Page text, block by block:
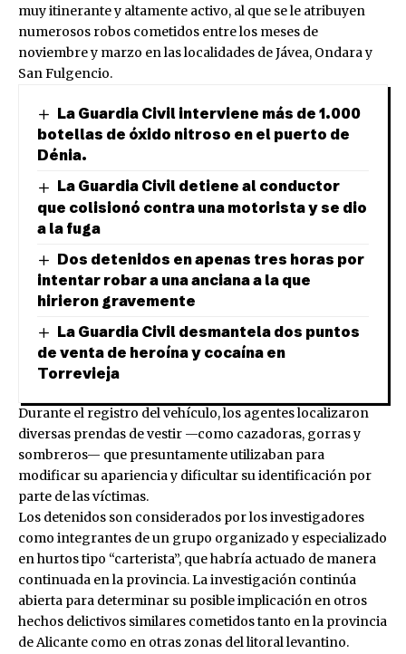
muy itinerante y altamente activo, al que se le atribuyen
numerosos robos cometidos entre los meses de
noviembre y marzo en las localidades de Jávea, Ondara y
San Fulgencio.
La Guardia Civil interviene más de 1.000
botellas de óxido nitroso en el puerto de
Dénia.
La Guardia Civil detiene al conductor
que colisionó contra una motorista y se dio
a la fuga
Dos detenidos en apenas tres horas por
intentar robar a una anciana a la que
hirieron gravemente
La Guardia Civil desmantela dos puntos
de venta de heroína y cocaína en
Torrevieja
Durante el registro del vehículo, los agentes localizaron
diversas prendas de vestir —como cazadoras, gorras y
sombreros— que presuntamente utilizaban para
modificar su apariencia y dificultar su identificación por
parte de las víctimas.
Los detenidos son considerados por los investigadores
como integrantes de un grupo organizado y especializado
en hurtos tipo “carterista”, que habría actuado de manera
continuada en la provincia. La investigación continúa
abierta para determinar su posible implicación en otros
hechos delictivos similares cometidos tanto en la provincia
de Alicante como en otras zonas del litoral levantino.